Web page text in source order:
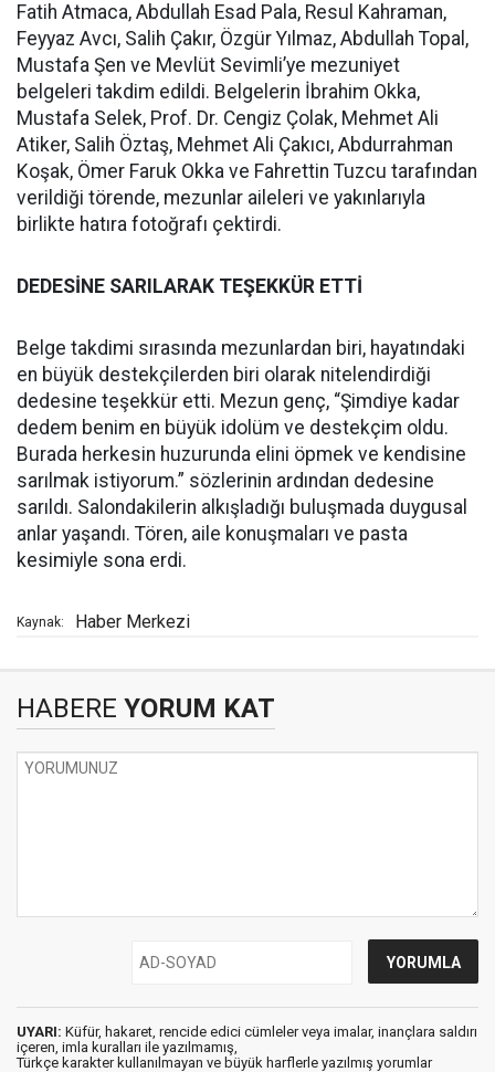
Fatih Atmaca, Abdullah Esad Pala, Resul Kahraman,
Feyyaz Avcı, Salih Çakır, Özgür Yılmaz, Abdullah Topal,
Mustafa Şen ve Mevlüt Sevimli’ye mezuniyet
belgeleri takdim edildi. Belgelerin İbrahim Okka,
Mustafa Selek, Prof. Dr. Cengiz Çolak, Mehmet Ali
Atiker, Salih Öztaş, Mehmet Ali Çakıcı, Abdurrahman
Koşak, Ömer Faruk Okka ve Fahrettin Tuzcu tarafından
verildiği törende, mezunlar aileleri ve yakınlarıyla
birlikte hatıra fotoğrafı çektirdi.
DEDESİNE SARILARAK TEŞEKKÜR ETTİ
Belge takdimi sırasında mezunlardan biri, hayatındaki
en büyük destekçilerden biri olarak nitelendirdiği
dedesine teşekkür etti. Mezun genç, “Şimdiye kadar
dedem benim en büyük idolüm ve destekçim oldu.
Burada herkesin huzurunda elini öpmek ve kendisine
sarılmak istiyorum.” sözlerinin ardından dedesine
sarıldı. Salondakilerin alkışladığı buluşmada duygusal
anlar yaşandı. Tören, aile konuşmaları ve pasta
kesimiyle sona erdi.
Kaynak: Haber Merkezi
HABERE YORUM KAT
UYARI: Küfür, hakaret, rencide edici cümleler veya imalar, inançlara saldırı
içeren, imla kuralları ile yazılmamış,
Türkçe karakter kullanılmayan ve büyük harflerle yazılmış yorumlar